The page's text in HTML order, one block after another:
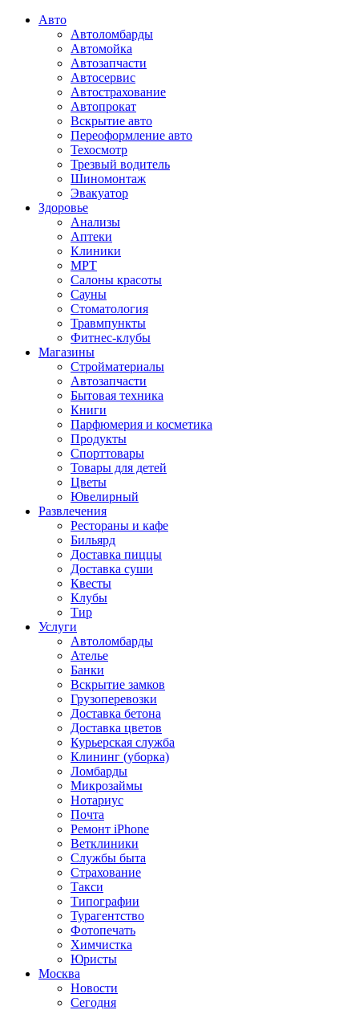
Авто
Автоломбарды
Автомойка
Автозапчасти
Автосервис
Автострахование
Автопрокат
Вскрытие авто
Переоформление авто
Техосмотр
Трезвый водитель
Шиномонтаж
Эвакуатор
Здоровье
Анализы
Аптеки
Клиники
МРТ
Салоны красоты
Сауны
Стоматология
Травмпункты
Фитнес-клубы
Магазины
Стройматериалы
Автозапчасти
Бытовая техника
Книги
Парфюмерия и косметика
Продукты
Спорттовары
Товары для детей
Цветы
Ювелирный
Развлечения
Рестораны и кафе
Бильярд
Доставка пиццы
Доставка суши
Квесты
Клубы
Тир
Услуги
Автоломбарды
Ателье
Банки
Вскрытие замков
Грузоперевозки
Доставка бетона
Доставка цветов
Курьерская служба
Клининг (уборка)
Ломбарды
Микрозаймы
Нотариус
Почта
Ремонт iPhone
Ветклиники
Службы быта
Страхование
Такси
Типографии
Турагентство
Фотопечать
Химчистка
Юристы
Москва
Новости
Сегодня